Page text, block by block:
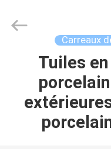
MAISON
CERAMICS
Carreaux
Tuiles